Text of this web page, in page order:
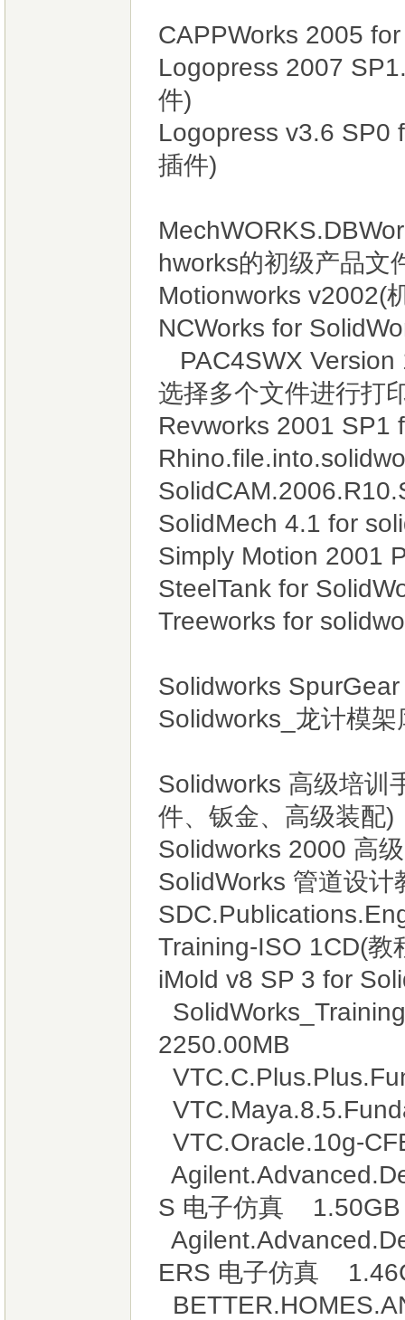
CAPPWorks 2005
Logopress 2007
件)
Logopress v3.6 SP0
插件)
hworks的初级产品文
Motionworks v2002(
NCWorks for
PAC4SWX Version
选择多个文件进行打
Revworks 2001 SP1
SolidMech 4.1 for
Simply Motion 2001
SteelTank for
Treeworks for
Solidworks SpurGear
Solidworks_龙计模
Solidworks 高级培训
件、钣金、高级装配)
Solidworks 2000 高
SolidWorks 管道设
Training-ISO 1CD(教
iMold v8 SP 3 for
2250.00MB
VTC.Oracle.10g-
S 电子仿真 1.50GB
ERS 电子仿真